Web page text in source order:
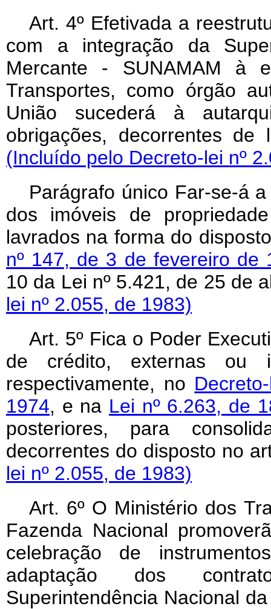
Art. 4º Efetivada a
com a integração da
Mercante - SUNAMAM à
Transportes, como órgão
União sucederá à
obrigações, decorrentes
(Incluído pelo Decreto-lei nº
Parágrafo único Far-se-á
dos imóveis de
lavrados na forma do
nº 147, de 3 de fevereiro de
10 da Lei nº 5.421, de 25 de
lei nº 2.055, de 1983)
Art. 5º Fica o Poder
de crédito, externas ou
respectivamente, no
1974, e na Lei nº 6.263, de
posteriores, para
decorrentes do disposto no
lei nº 2.055, de 1983)
Art. 6º O Ministério dos
Fazenda Nacional
celebração de
adaptação dos
Superintendência Nacional